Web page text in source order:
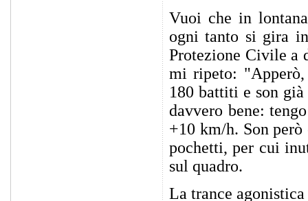
Vuoi che in
ogni tanto si gira
Protezione Civile a
mi ripeto:
180 battiti e son
davvero bene:
+10 km/h. Son però
pochetti, per cui
sul quadro.
La trance